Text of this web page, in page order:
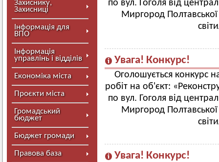
Захиснику,
Захисниці
Інформація для
ВПО
Інформація
управлінь і відділів
Економіка міста
Проєкти міста
Громадський
бюджет
Бюджет громади
Правова база
по вул. Гоголя від
Миргород
Увага! Конкурс!
Оголошується конкурс
робіт на об'єкт:
по вул. Гоголя від
Миргород
Увага! Конкурс!